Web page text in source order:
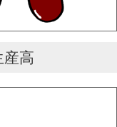
産高